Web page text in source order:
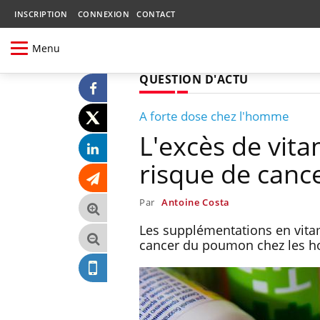
INSCRIPTION CONNEXION CONTACT
Menu
QUESTION D'ACTU
A forte dose chez l'homme
L'excès de
risque de
Par Antoine Costa
Les supplémentations en
cancer du poumon chez les